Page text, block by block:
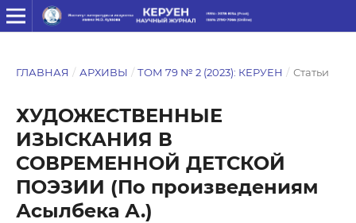
ГЛАВНАЯ / АРХИВЫ / ТОМ 79 № 2 (2023): КЕРУЕН / Статьи
ХУДОЖЕСТВЕННЫЕ
ИЗЫСКАНИЯ В
СОВРЕМЕННОЙ ДЕТСКОЙ
ПОЭЗИИ (По произведениям
Асылбека А.)